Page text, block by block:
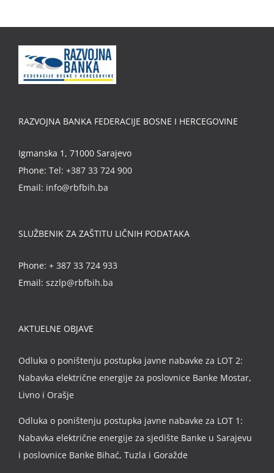
RAZVOJNA BANKA FEDERACIJE BOSNE I HERCEGOVINE
Igmanska 1, 71000 Sarajevo
Phone: Tel: +387 33 724 900
Email: info@rbfbih.ba
SLUŽBENIK ZA ZAŠTITU LIČNIH PODATAKA
Phone: + 387 33 724 933
Email: szzlp@rbfbih.ba
AKTUELNE OBJAVE
Odluka o poništenju postupka javne nabavke za LOT 2:
Nabavka električne energije za poslovnice Banke Mostar,
Livno i Orašje
Odluka o poništenju postupka javne nabavke za LOT 1:
Nabavka električne energije za sjedište Banke u Sarajevu
i poslovnice Banke Bihać, Tuzla i Goražde